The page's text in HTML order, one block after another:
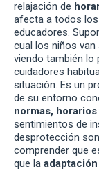
relajación de
afecta a todos
educadores.
cual los niños
viendo también lo
cuidadores
situación. Es un
de su entorno
normas, horarios
sentimientos de
desprotección
comprender que
que la adaptación